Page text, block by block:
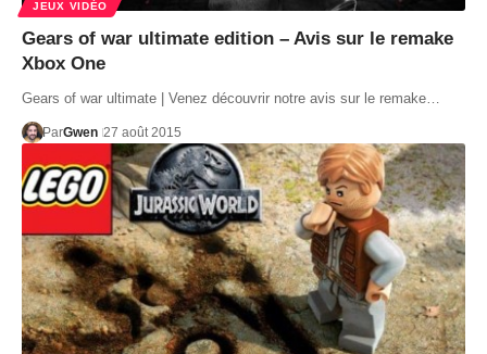
JEUX VIDÉO
Gears of war ultimate edition – Avis sur le remake
Xbox One
Gears of war ultimate | Venez découvrir notre avis sur le remake…
ParGwen 27 août 2015